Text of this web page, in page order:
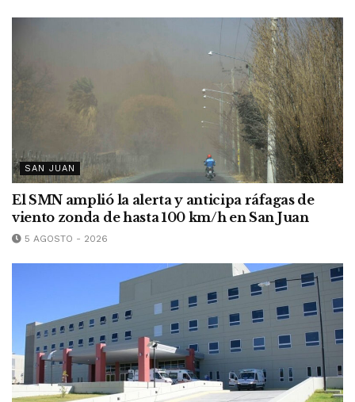
SAN JUAN
El SMN amplió la alerta y anticipa ráfagas de
viento zonda de hasta 100 km/h en San Juan
5 AGOSTO - 2026